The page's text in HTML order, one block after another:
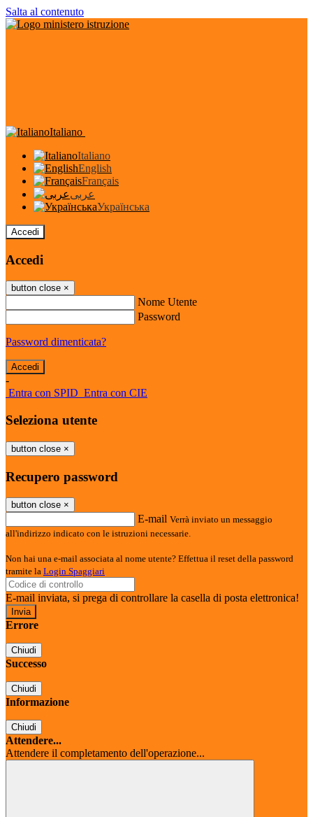
Salta al contenuto
Italiano
Italiano
English
Français
عربى
Українська
Accedi
Accedi
button close ×
Nome Utente
Password
Password dimenticata?
-
Entra con SPID Entra con CIE
Seleziona utente
button close ×
Recupero password
button close ×
E-mail Verrà inviato un messaggio
all'indirizzo indicato con le istruzioni necessarie.
Non hai una e-mail associata al nome utente? Effettua il reset della password
tramite la Login Spaggiari
E-mail inviata, si prega di controllare la casella di posta elettronica!
Errore
Chiudi
Successo
Chiudi
Informazione
Chiudi
Attendere...
Attendere il completamento dell'operazione...